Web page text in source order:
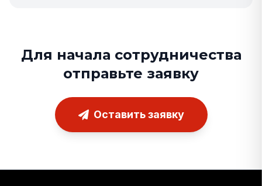
Для начала сотрудничества
отправьте заявку
Оставить заявку